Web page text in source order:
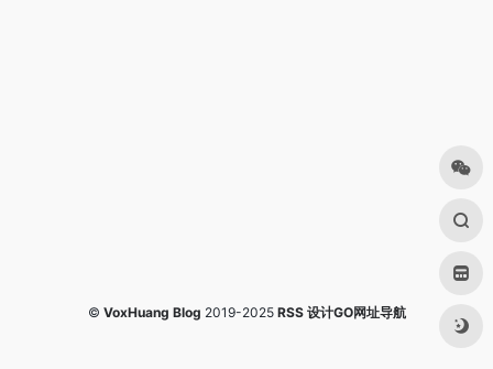
© VoxHuang Blog 2019-2025 RSS 设计GO网址导航